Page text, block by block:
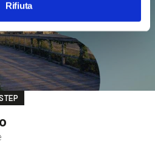
Rifiuta